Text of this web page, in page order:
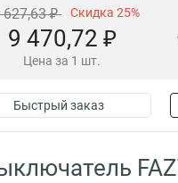
627,63 ₽ Скидка 25%
9 470,72 ₽
Цена за 1 шт.
Быстрый заказ